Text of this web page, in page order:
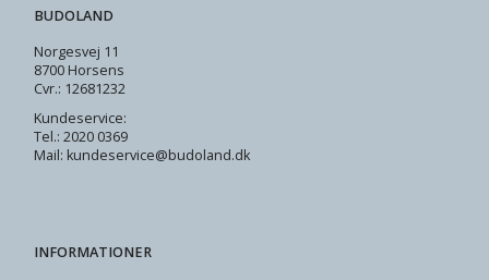
BUDOLAND
Norgesvej 11
8700 Horsens
Cvr.: 12681232
Kundeservice:
Tel.: 2020 0369
Mail: kundeservice@budoland.dk
INFORMATIONER